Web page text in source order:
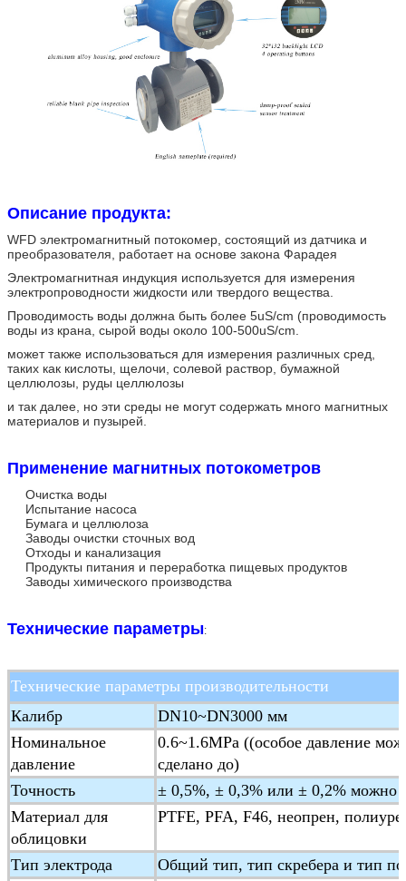
Описание продукта:
WFD электромагнитный потокомер, состоящий из датчика и
преобразователя, работает на основе закона Фарадея
Электромагнитная индукция используется для измерения
электропроводности жидкости или твердого вещества.
Проводимость воды должна быть более 5uS/cm (проводимость
воды из крана, сырой воды около 100-500uS/cm.
может также использоваться для измерения различных сред,
таких как кислоты, щелочи, солевой раствор, бумажной
целлюлозы, руды целлюлозы
и так далее, но эти среды не могут содержать много магнитных
материалов и пузырей.
Применение магнитных потокометров
Очистка воды
Испытание насоса
Бумага и целлюлоза
Заводы очистки сточных вод
Отходы и канализация
Продукты питания и переработка пищевых продуктов
Заводы химического производства
Технические параметры:
Технические параметры производительности
Калибр
DN10~DN3000 мм
Номинальное
давление
0.6~1.6MPa ((особое давление
сделано до)
Точность
± 0,5%, ± 0,3% или ± 0,2% можно
Материал для
облицовки
PTFE, PFA, F46, неопрен,
Тип электрода Общий тип, тип скребера и тип